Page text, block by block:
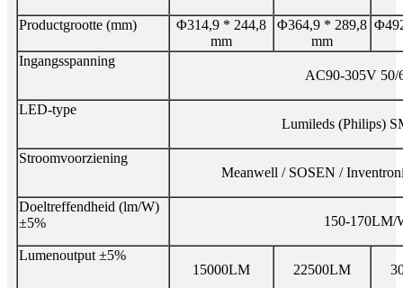
Productgrootte (mm)
Φ314,9 * 244,8
mm
Φ364,9 * 289,8
mm
Ingangsspanning
AC90-305V 50/
LED-type
Lumileds (Philips)
Stroomvoorziening
Meanwell / SOSEN /
Doeltreffendheid (lm/W)
±5%
150-170LM/
Lumenoutput ±5%
15000LM
22500LM